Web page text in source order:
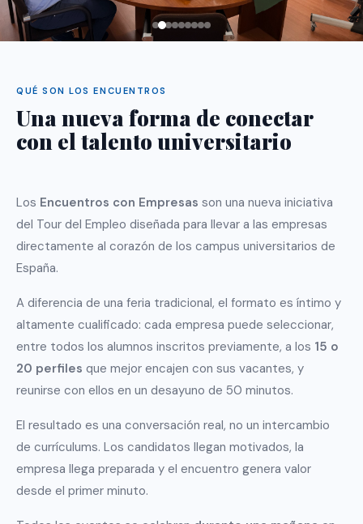
QUÉ SON LOS ENCUENTROS
Una nueva forma de conectar
con el talento universitario
Los Encuentros con Empresas son una nueva iniciativa
del Tour del Empleo diseñada para llevar a las empresas
directamente al corazón de los campus universitarios de
España.
A diferencia de una feria tradicional, el formato es íntimo y
altamente cualificado: cada empresa puede seleccionar,
entre todos los alumnos inscritos previamente, a los 15 o
20 perfiles que mejor encajen con sus vacantes, y
reunirse con ellos en un desayuno de 50 minutos.
El resultado es una conversación real, no un intercambio
de currículums. Los candidatos llegan motivados, la
empresa llega preparada y el encuentro genera valor
desde el primer minuto.